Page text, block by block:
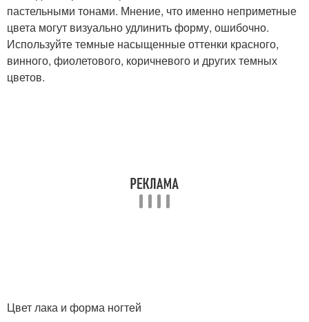
пастельными тонами. Мнение, что именно неприметные
цвета могут визуально удлинить форму, ошибочно.
Используйте темные насыщенные оттенки красного,
винного, фиолетового, коричневого и других темных
цветов.
Цвет лака и форма ногтей